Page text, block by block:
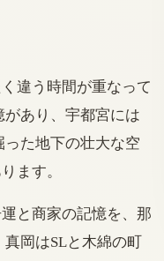
違う時間が重なって
あり、宇都宮には
た地下の壮大な空
ます。
と商家の記憶を、那
岡はSLと木綿の町